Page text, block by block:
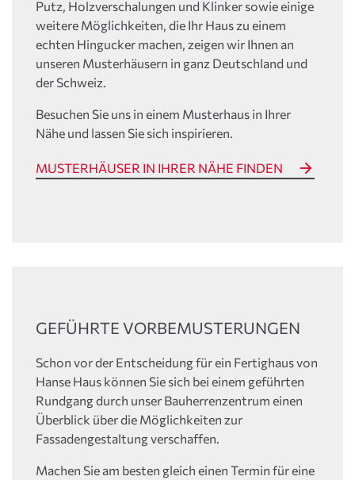
Putz, Holzverschalungen und Klinker sowie einige
weitere Möglichkeiten, die Ihr Haus zu einem
echten Hingucker machen, zeigen wir Ihnen an
unseren Musterhäusern in ganz Deutschland und
der Schweiz.
Besuchen Sie uns in einem Musterhaus in Ihrer
Nähe und lassen Sie sich inspirieren.
MUSTERHÄUSER IN IHRER NÄHE FINDEN
GEFÜHRTE VORBEMUSTERUNGEN
Schon vor der Entscheidung für ein Fertighaus von
Hanse Haus können Sie sich bei einem geführten
Rundgang durch unser Bauherrenzentrum einen
Überblick über die Möglichkeiten zur
Fassadengestaltung verschaffen.
Machen Sie am besten gleich einen Termin für eine